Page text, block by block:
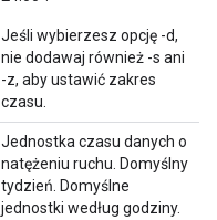
Jeśli wybierzesz opcję -d,
nie dodawaj również -s ani
-z, aby ustawić zakres
czasu.
Jednostka czasu danych o
natężeniu ruchu. Domyślny
tydzień. Domyślne
jednostki według godziny.